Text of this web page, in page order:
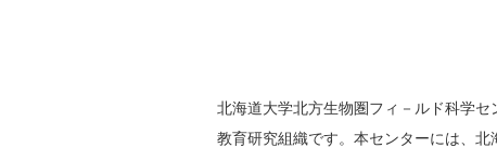
北海道大学北方生物圏フィ－ルド科学
教育研究組織です。本センターには、